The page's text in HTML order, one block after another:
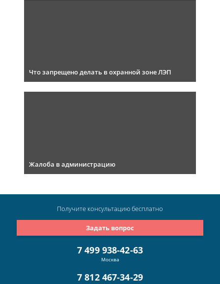
Что запрещено делать в охранной зоне ЛЭП
Жалоба в администрацию
7 499 938-42-63
Москва
7 812 467-34-29
Задать вопрос
Получите консультациюбесплатно